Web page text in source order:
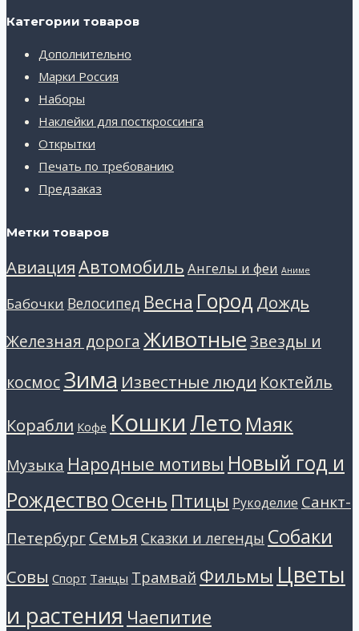
Категории товаров
Дополнительно
Марки Россия
Наборы
Наклейки для посткроссинга
Открытки
Печать по требованию
Предзаказ
Метки товаров
АвиацияАвтомобиль Ангелы и феи Аниме
Бабочки Велосипед Весна Город Дождь
Железная дорога ЖивотныеЗвезды и
космосЗима Известные люди Коктейль
Корабли Кофе Кошки Лето Маяк
Музыка Народные мотивы Новый год и
РождествоОсень Птицы Рукоделие Санкт-
ПетербургСемья Сказки и легенды Собаки
Совы Спорт Танцы Трамвай Фильмы Цветы
и растения Чаепитие